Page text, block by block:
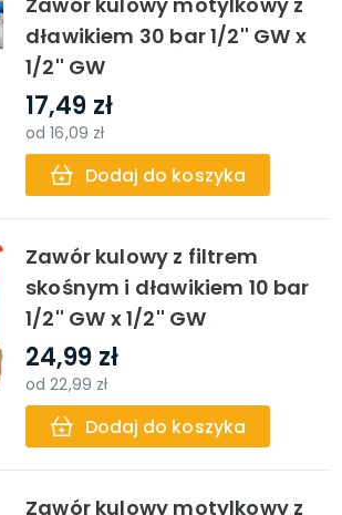
dławikiem 30 bar 1/2'' GW x
1/2'' GW
17,49 zł
od16,09 zł
Dodaj do koszyka
Zawór kulowy z filtrem
skośnym i dławikiem 10 bar
1/2'' GW x 1/2'' GW
24,99 zł
od22,99 zł
Dodaj do koszyka
Zawór kulowy motylkowy z